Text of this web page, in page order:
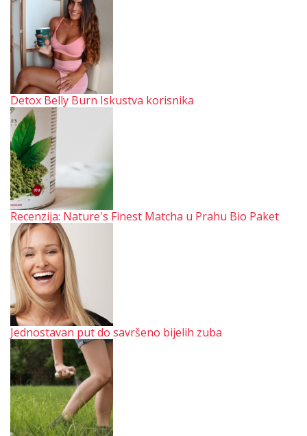
Detox Belly Burn Iskustva korisnika
Recenzija: Nature's Finest Matcha u Prahu Bio Paket
Jednostavan put do savršeno bijelih zuba